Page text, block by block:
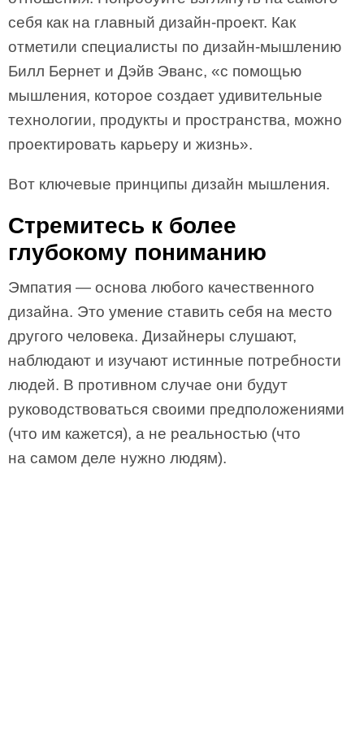
себя как на главный дизайн-проект. Как
отметили специалисты по дизайн-мышлению
Билл Бернет и Дэйв Эванс, «с помощью
мышления, которое создает удивительные
технологии, продукты и пространства, можно
проектировать карьеру и жизнь».
Вот ключевые принципы дизайн мышления.
Стремитесь к более
глубокому пониманию
Эмпатия — основа любого качественного
дизайна. Это умение ставить себя на место
другого человека. Дизайнеры слушают,
наблюдают и изучают истинные потребности
людей. В противном случае они будут
руководствоваться своими предположениями
(что им кажется), а не реальностью (что
на самом деле нужно людям).